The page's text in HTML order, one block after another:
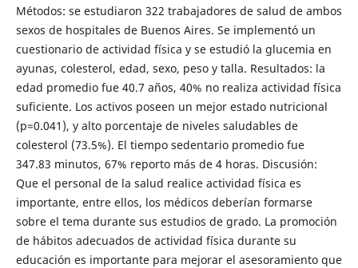
Métodos: se estudiaron 322 trabajadores de salud de ambos
sexos de hospitales de Buenos Aires. Se implementó un
cuestionario de actividad física y se estudió la glucemia en
ayunas, colesterol, edad, sexo, peso y talla. Resultados: la
edad promedio fue 40.7 años, 40% no realiza actividad física
suficiente. Los activos poseen un mejor estado nutricional
(p=0.041), y alto porcentaje de niveles saludables de
colesterol (73.5%). El tiempo sedentario promedio fue
347.83 minutos, 67% reporto más de 4 horas. Discusión:
Que el personal de la salud realice actividad física es
importante, entre ellos, los médicos deberían formarse
sobre el tema durante sus estudios de grado. La promoción
de hábitos adecuados de actividad física durante su
educación es importante para mejorar el asesoramiento que